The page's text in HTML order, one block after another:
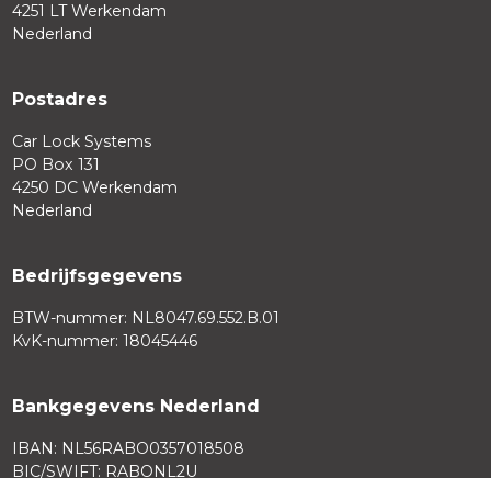
4251 LT Werkendam
Nederland
Postadres
Car Lock Systems
PO Box 131
4250 DC Werkendam
Nederland
Bedrijfsgegevens
BTW-nummer: NL8047.69.552.B.01
KvK-nummer: 18045446
Bankgegevens Nederland
IBAN: NL56RABO0357018508
BIC/SWIFT: RABONL2U